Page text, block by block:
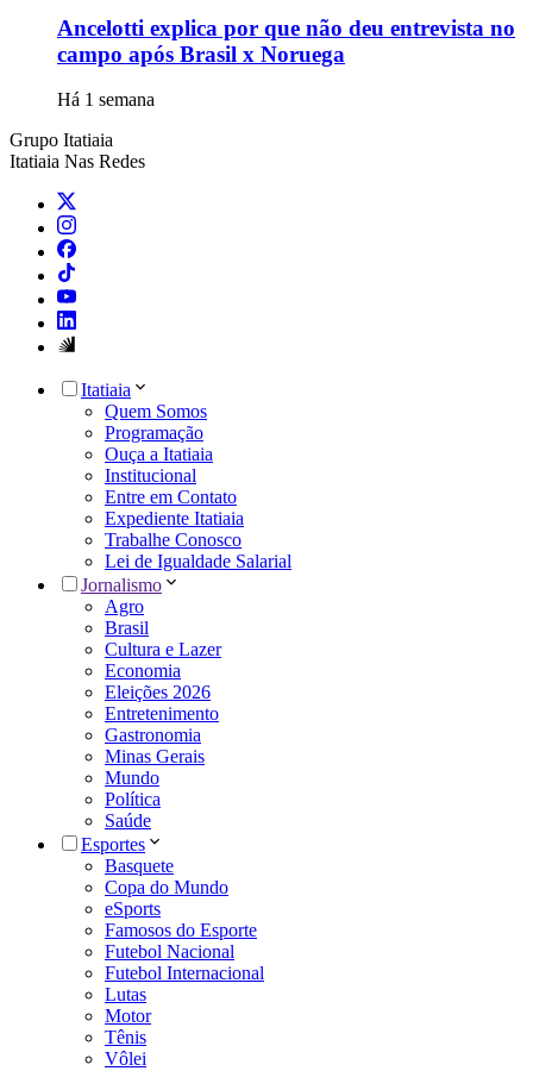
Ancelotti explica por que não deu entrevista no
campo após Brasil x Noruega
Há 1 semana
Grupo Itatiaia
Itatiaia Nas Redes
Itatiaia
Quem Somos
Programação
Ouça a Itatiaia
Institucional
Entre em Contato
Expediente Itatiaia
Trabalhe Conosco
Lei de Igualdade Salarial
Jornalismo
Agro
Brasil
Cultura e Lazer
Economia
Eleições 2026
Entretenimento
Gastronomia
Minas Gerais
Mundo
Política
Saúde
Esportes
Basquete
Copa do Mundo
eSports
Famosos do Esporte
Futebol Nacional
Futebol Internacional
Lutas
Motor
Tênis
Vôlei